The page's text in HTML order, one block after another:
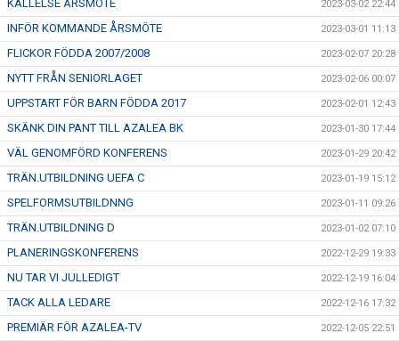
KALLELSE ÅRSMÖTE 2023-03-02 22:44
INFÖR KOMMANDE ÅRSMÖTE 2023-03-01 11:13
FLICKOR FÖDDA 2007/2008 2023-02-07 20:28
NYTT FRÅN SENIORLAGET 2023-02-06 00:07
UPPSTART FÖR BARN FÖDDA 2017 2023-02-01 12:43
SKÄNK DIN PANT TILL AZALEA BK 2023-01-30 17:44
VÄL GENOMFÖRD KONFERENS 2023-01-29 20:42
TRÄN.UTBILDNING UEFA C 2023-01-19 15:12
SPELFORMSUTBILDNNG 2023-01-11 09:26
TRÄN.UTBILDNING D 2023-01-02 07:10
PLANERINGSKONFERENS 2022-12-29 19:33
NU TAR VI JULLEDIGT 2022-12-19 16:04
TACK ALLA LEDARE 2022-12-16 17:32
PREMIÄR FÖR AZALEA-TV 2022-12-05 22:51